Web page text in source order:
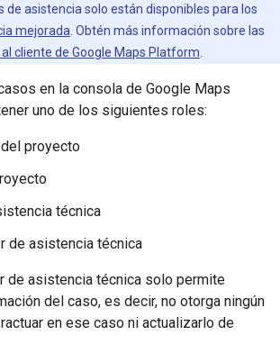
de asistencia solo están disponibles para los
mejorada . Obtén más información sobre las
cliente de Google Maps Platform
en la consola de Google Maps
uno de los siguientes roles:
proyecto
técnica
de asistencia técnica
de asistencia técnica solo permite
del caso, es decir, no otorga ningún
en ese caso ni actualizarlo de